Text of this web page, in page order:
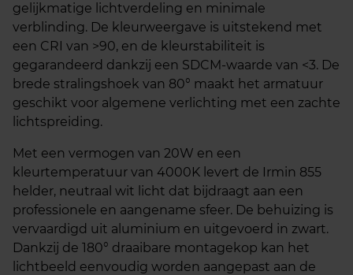
gelijkmatige lichtverdeling en minimale
verblinding. De kleurweergave is uitstekend met
een CRI van >90, en de kleurstabiliteit is
gegarandeerd dankzij een SDCM-waarde van <3. De
brede stralingshoek van 80° maakt het armatuur
geschikt voor algemene verlichting met een zachte
lichtspreiding.
Met een vermogen van 20W en een
kleurtemperatuur van 4000K levert de Irmin 855
helder, neutraal wit licht dat bijdraagt aan een
professionele en aangename sfeer. De behuizing is
vervaardigd uit aluminium en uitgevoerd in zwart.
Dankzij de 180° draaibare montagekop kan het
lichtbeeld eenvoudig worden aangepast aan de